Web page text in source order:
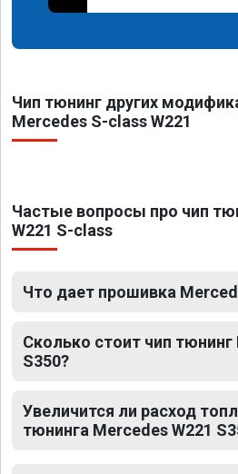
Чип тюнинг других
Mercedes S-class W221
Частые вопросы про чип
W221 S-class
Что дает прошивка
Сколько стоит чип тюнинг
S350?
Увеличится ли расход
тюнинга Mercedes W221